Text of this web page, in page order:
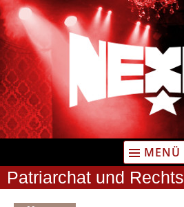
Zum
Inhalt
springen
MENÜ
Patriarchat und